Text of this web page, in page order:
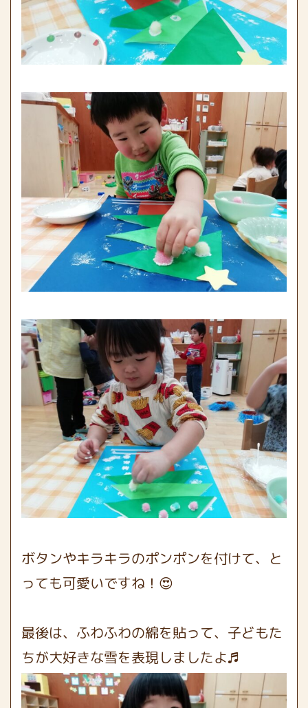
ボタンやキラキラのポンポンを付けて、と
っても可愛いですね！😍
最後は、ふわふわの綿を貼って、子どもた
ちが大好きな雪を表現しましたよ♬